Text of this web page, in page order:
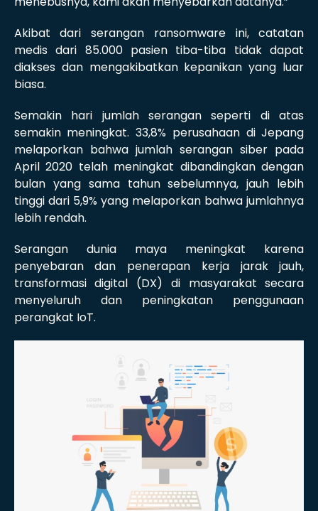
Akibat dari serangan ransomware ini, catatan
medis dari 85.000 pasien tiba-tiba tidak dapat
diakses dan mengakibatkan kepanikan yang luar
biasa.
Semakin hari jumlah serangan seperti di atas
semakin meningkat. 33,8% perusahaan di Jepang
melaporkan bahwa jumlah serangan siber pada
April 2020 telah meningkat dibandingkan dengan
bulan yang sama tahun sebelumnya, jauh lebih
tinggi dari 5,9% yang melaporkan bahwa jumlahnya
lebih rendah.
Serangan dunia maya meningkat karena
penyebaran dan penerapan kerja jarak jauh,
transformasi digital (DX) di masyarakat secara
menyeluruh dan peningkatan penggunaan
perangkat IoT.